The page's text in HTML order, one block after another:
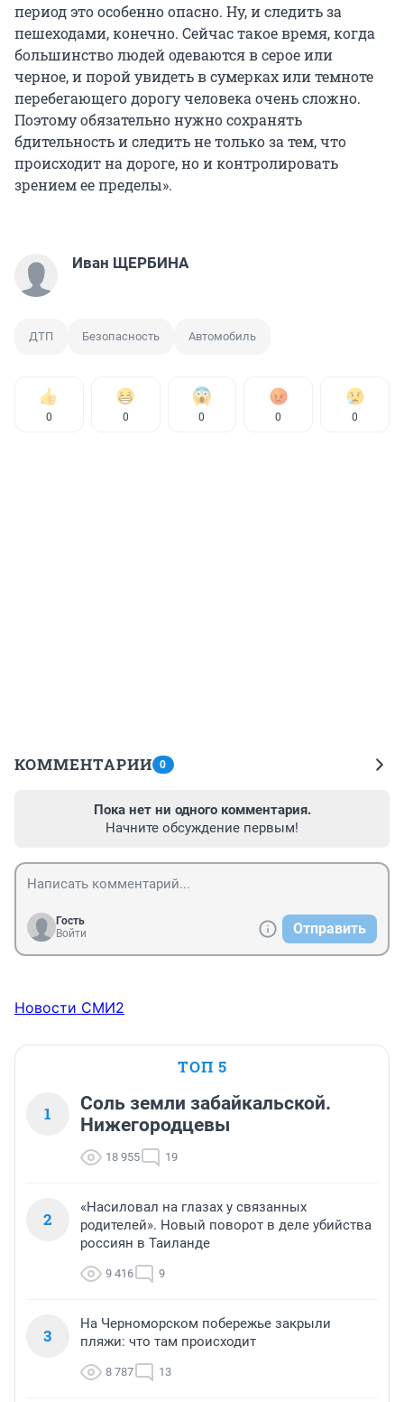
период это особенно опасно. Ну, и следить за
пешеходами, конечно. Сейчас такое время, когда
большинство людей одеваются в серое или
черное, и порой увидеть в сумерках или темноте
перебегающего дорогу человека очень сложно.
Поэтому обязательно нужно сохранять
бдительность и следить не только за тем, что
происходит на дороге, но и контролировать
зрением ее пределы».
Иван ЩЕРБИНА
ДТП Безопасность Автомобиль
0 0 0 0 0
КОММЕНТАРИИ 0
Пока нет ни одного комментария.
Начните обсуждение первым!
Гость
Войти
Отправить
Новости СМИ2
ТОП 5
1
Соль земли забайкальской.
Нижегородцевы
18 955 19
2
«Насиловал на глазах у связанных
родителей». Новый поворот в деле убийства
россиян в Таиланде
9 416 9
3
На Черноморском побережье закрыли
пляжи: что там происходит
8 787 13